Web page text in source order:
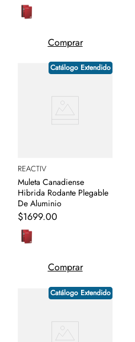
Comprar
Catálogo Extendido
REACTIV
Muleta Canadiense
Hibrida Rodante Plegable
De Aluminio
$1699.00
Comprar
Catálogo Extendido